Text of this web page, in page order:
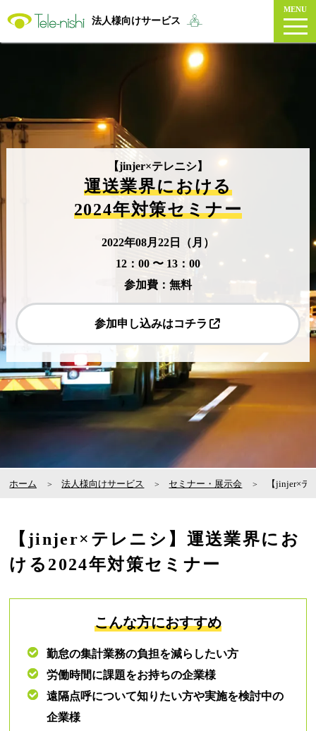
法人様向けサービス
MENU
【jinjer×テレニシ】
運送業界における
2024年対策セミナー
2022年08月22日（月）
12：00 〜 13：00
参加費：無料
参加申し込みはコチラ
ホーム 法人様向けサービス セミナー・展示会 【jinjer×
【jinjer×テレニシ】運送業界にお
ける2024年対策セミナー
こんな方におすすめ
勤怠の集計業務の負担を減らしたい方
労働時間に課題をお持ちの企業様
遠隔点呼について知りたい方や実施を検討中の
企業様